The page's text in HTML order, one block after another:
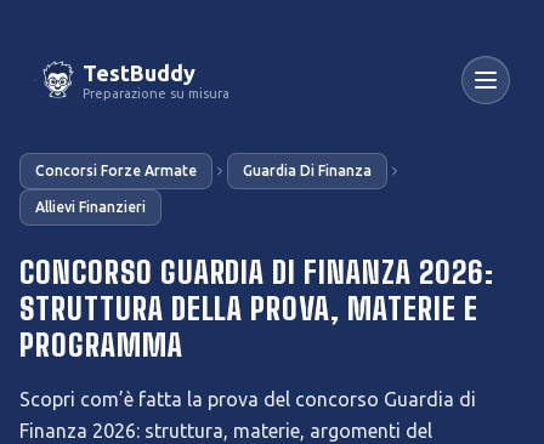
TestBuddy
Preparazione su misura
Concorsi Forze Armate Guardia Di Finanza
Allievi Finanzieri
CONCORSO GUARDIA DI FINANZA 2026:
STRUTTURA DELLA PROVA, MATERIE E
PROGRAMMA
Scopri com’è fatta la prova del concorso Guardia di
Finanza 2026: struttura, materie, argomenti del